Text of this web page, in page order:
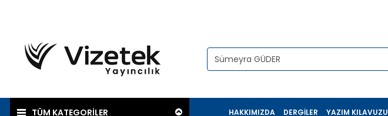
TÜM KATEGORİLER YAZIM KILAVUZU
DERGILER
HAKKIMIZDA